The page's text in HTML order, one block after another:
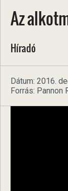
Az
Híradó
Dátum: 2016.
Forrás: Pannon